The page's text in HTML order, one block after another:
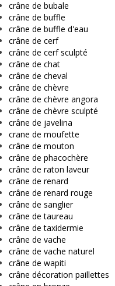
crâne de bubale
crâne de buffle
crâne de buffle d'eau
crâne de cerf
crâne de cerf sculpté
crâne de chat
crâne de cheval
crâne de chèvre
crâne de chèvre angora
crâne de chèvre sculpté
crâne de javelina
crane de moufette
crâne de mouton
crâne de phacochère
crâne de raton laveur
crâne de renard
crâne de renard rouge
crâne de sanglier
crâne de taureau
crâne de taxidermie
crâne de vache
crâne de vache naturel
crâne de wapiti
crâne décoration paillettes